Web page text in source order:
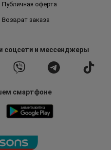
Публичная оферта
Возврат заказа
соцсети и мессенджеры
смартфоне